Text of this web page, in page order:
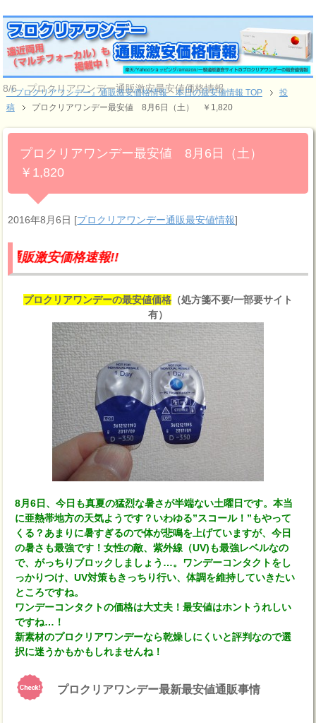
8/6 プロクリアワンデー通販激安最安値価格情報
『プロクリアワンデー』通販激安価格情報 本日の最安値情報 TOP
投
稿
プロクリアワンデー最安値 8月6日（土） ￥1,820
プロクリアワンデー最安値 8月6日（土）
￥1,820
2016年8月6日 [プロクリアワンデー通販最安値情報]
格速報!!
プロクリアワンデーの最安値価格（処方箋不要/一部要サイト
有）
8月6日、今日も真夏の猛烈な暑さが半端ない土曜日です。本当
に亜熱帯地方の天気ようです？いわゆる”スコール！”もやって
くる？あまりに暑すぎるので体が悲鳴を上げていますが、今日
の暑さも最強です！女性の敵、紫外線（UV)も最強レベルなの
で、がっちりブロックしましょう…。ワンデーコンタクトをし
っかりつけ、UV対策もきっちり行い、体調を維持していきたい
ところですね。
ワンデーコンタクトの価格は大丈夫！最安値はホントうれしい
ですね…！
新素材のプロクリアワンデーなら乾燥しにくいと評判なので選
択に迷うかもかもしれませんね！
プロクリアワンデー最新最安値通販事情